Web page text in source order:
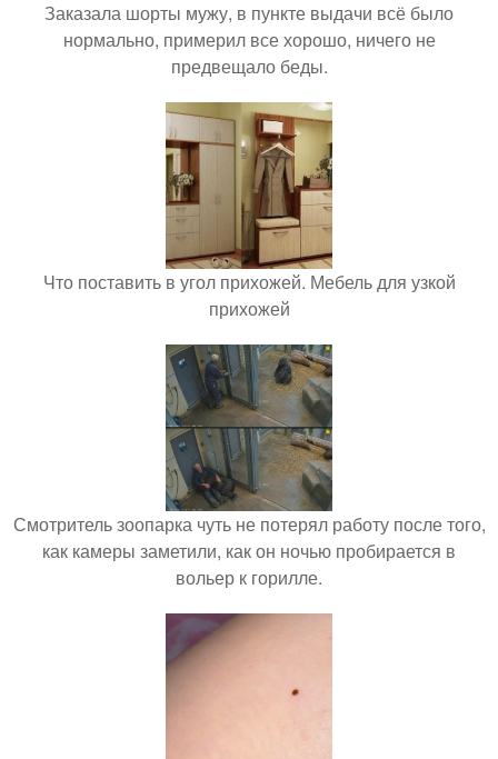
Заказала шорты мужу, в пункте выдачи всё было
нормально, примерил все хорошо, ничего не
предвещало беды.
Что поставить в угол прихожей. Мебель для узкой
прихожей
Смотритель зоопарка чуть не потерял работу после того,
как камеры заметили, как он ночью пробирается в
вольер к горилле.